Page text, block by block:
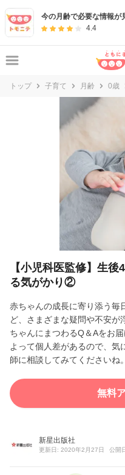
今の月齢で必要な情報が
4.4
トップ 子育て 月齢 0歳
【小児科医監修】生
る気がかり②
赤ちゃんの成長に寄り添う毎
ど、さまざまな疑問や不安
ちゃんにまつわるQ＆Aをお
よって個人差があるので、気
師に相談してみてくださいね。
無料
新星出版社
更新日: 2020年2月27日 公開